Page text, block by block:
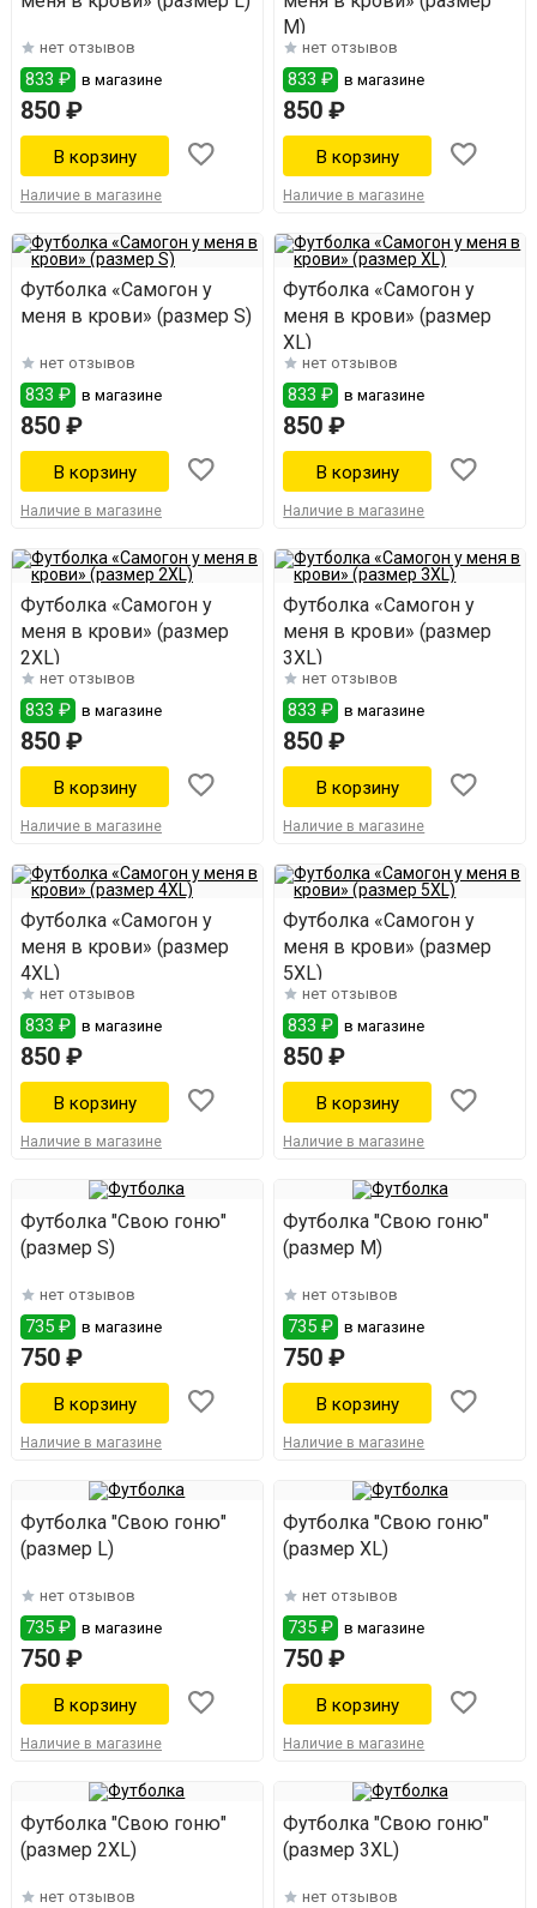
нет отзывов
833 ₽ в магазине
850 ₽
Наличие в магазине
M)
нет отзывов
833 ₽ в магазине
850 ₽
Наличие в магазине
Футболка «Самогон у
меня в крови» (размер S)
нет отзывов
833 ₽ в магазине
850 ₽
Наличие в магазине
Футболка «Самогон у
меня в крови» (размер
XL)
нет отзывов
833 ₽ в магазине
850 ₽
Наличие в магазине
Футболка «Самогон у
меня в крови» (размер
2XL)
нет отзывов
833 ₽ в магазине
850 ₽
Наличие в магазине
Футболка «Самогон у
меня в крови» (размер
3XL)
нет отзывов
833 ₽ в магазине
850 ₽
Наличие в магазине
Футболка «Самогон у
меня в крови» (размер
4XL)
нет отзывов
833 ₽ в магазине
850 ₽
Наличие в магазине
Футболка «Самогон у
меня в крови» (размер
5XL)
нет отзывов
833 ₽ в магазине
850 ₽
Наличие в магазине
Футболка "Свою гоню"
(размер S)
нет отзывов
735 ₽ в магазине
750 ₽
Наличие в магазине
Футболка "Свою гоню"
(размер M)
нет отзывов
735 ₽ в магазине
750 ₽
Наличие в магазине
Футболка "Свою гоню"
(размер L)
нет отзывов
735 ₽ в магазине
750 ₽
Наличие в магазине
Футболка "Свою гоню"
(размер ХL)
нет отзывов
735 ₽ в магазине
750 ₽
Наличие в магазине
Футболка "Свою гоню"
(размер 2XL)
нет отзывов
Футболка "Свою гоню"
(размер 3ХL)
нет отзывов